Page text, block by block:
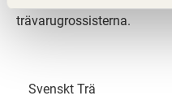
trävarugrossisterna.
Svenskt Trä